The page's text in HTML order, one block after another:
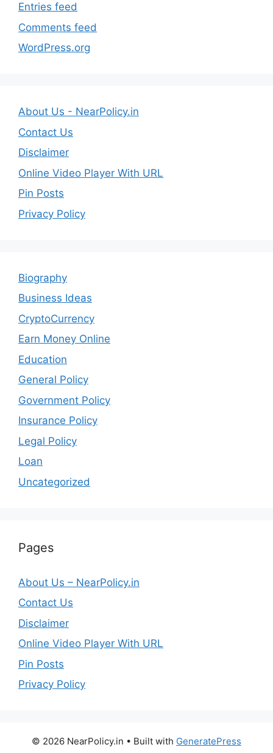
Entries feed
Comments feed
WordPress.org
About Us - NearPolicy.in
Contact Us
Disclaimer
Online Video Player With URL
Pin Posts
Privacy Policy
Biography
Business Ideas
CryptoCurrency
Earn Money Online
Education
General Policy
Government Policy
Insurance Policy
Legal Policy
Loan
Uncategorized
Pages
About Us – NearPolicy.in
Contact Us
Disclaimer
Online Video Player With URL
Pin Posts
Privacy Policy
© 2026 NearPolicy.in • Built with GeneratePress